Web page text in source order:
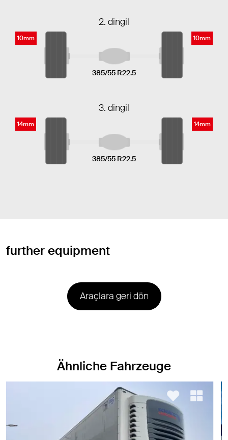
2. dingil
10mm
385/55 R22.5
10mm
3. dingil
14mm
385/55 R22.5
14mm
further equipment
Araçlara geri dön
Ähnliche Fahrzeuge